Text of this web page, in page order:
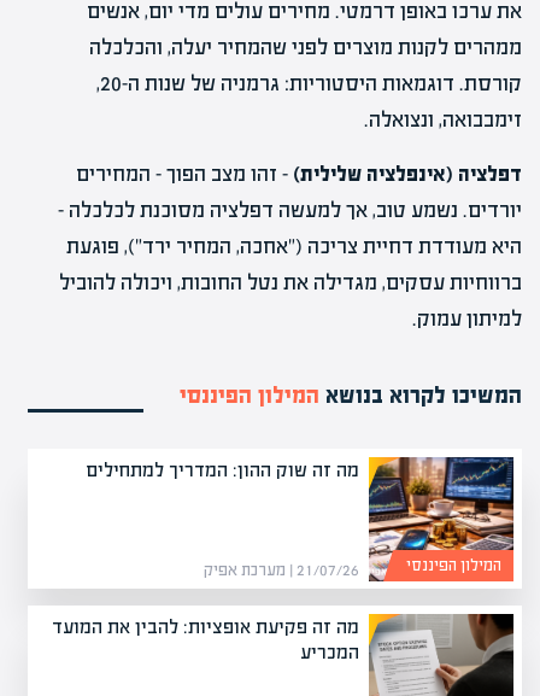
את ערכו באופן דרמטי. מחירים עולים מדי יום, אנשים
ממהרים לקנות מוצרים לפני שהמחיר יעלה, והכלכלה
קורסת. דוגמאות היסטוריות: גרמניה של שנות ה-20,
זימבבואה, ונצואלה.
דפלציה (אינפלציה שלילית) – זהו מצב הפוך – המחירים
יורדים. נשמע טוב, אך למעשה דפלציה מסוכנת לכלכלה –
היא מעודדת דחיית צריכה ("אחכה, המחיר ירד"), פוגעת
ברווחיות עסקים, מגדילה את נטל החובות, ויכולה להוביל
למיתון עמוק.
המשיכו לקרוא בנושא המילון הפיננסי
מה זה שוק ההון: המדריך למתחילים
21/07/26 | מערכת אפיק המילון הפיננסי
מה זה פקיעת אופציות: להבין את המועד
המכריע